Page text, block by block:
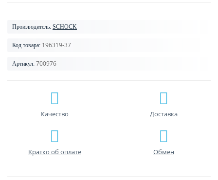
Производитель: SCHOCK
Код товара: 196319-37
Артикул: 700976
Качество Доставка
Кратко об оплате Обмен